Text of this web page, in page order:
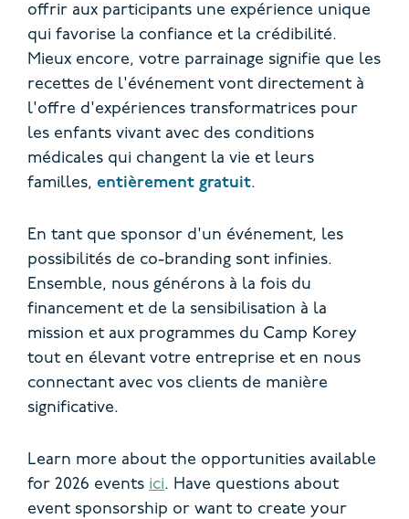
offrir aux participants une expérience unique
qui favorise la confiance et la crédibilité.
Mieux encore, votre parrainage signifie que les
recettes de l'événement vont directement à
l'offre d'expériences transformatrices pour
les enfants vivant avec des conditions
médicales qui changent la vie et leurs
familles, entièrement gratuit.
En tant que sponsor d'un événement, les
possibilités de co-branding sont infinies.
Ensemble, nous générons à la fois du
financement et de la sensibilisation à la
mission et aux programmes du Camp Korey
tout en élevant votre entreprise et en nous
connectant avec vos clients de manière
significative.
Learn more about the opportunities available
for 2026 events ici. Have questions about
event sponsorship or want to create your